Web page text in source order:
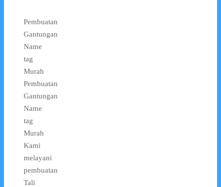
Pembuatan
Gantungan
Name
tag
Murah
Pembuatan
Gantungan
Name
tag
Murah
Kami
melayani
pembuatan
Tali